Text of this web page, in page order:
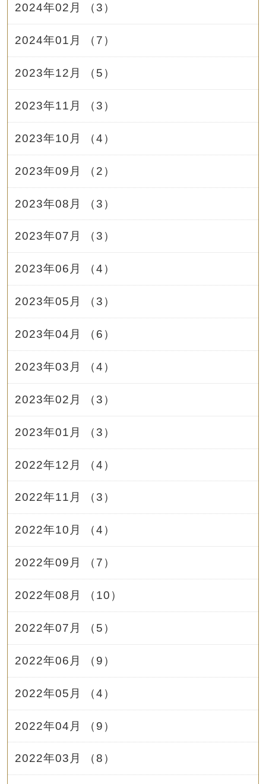
2024年02月 （3）
2024年01月 （7）
2023年12月 （5）
2023年11月 （3）
2023年10月 （4）
2023年09月 （2）
2023年08月 （3）
2023年07月 （3）
2023年06月 （4）
2023年05月 （3）
2023年04月 （6）
2023年03月 （4）
2023年02月 （3）
2023年01月 （3）
2022年12月 （4）
2022年11月 （3）
2022年10月 （4）
2022年09月 （7）
2022年08月 （10）
2022年07月 （5）
2022年06月 （9）
2022年05月 （4）
2022年04月 （9）
2022年03月 （8）